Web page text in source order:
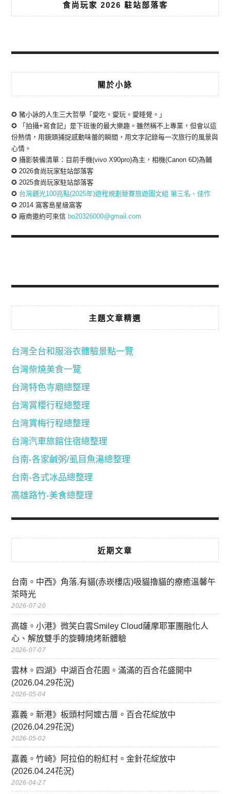
食尚玩家 2026 駐站部落客
關於小詠
✪ 豬小詠的人生三大哲學「愛吃。愛玩。愛睡覺。」
✪ 「拍攝+寫食記」是下班後的最大樂趣。雖然稱不上專業，但會以這
份熱情，用鏡頭捕捉感動味蕾的瞬間，用文字記錄每一次旅行的風景與
心情。
✪ 攝影裝備清單：目前手機(vivo X90pro)為主，相機(Canon 6D)為輔
✪ 2026食尚玩家駐站部落客
✪ 2025食尚玩家駐站部落客
✪ 台灣觀光100亮點(2025年)遊程規劃競賽旅遊圖文組 第三名、佳作
✪ 2014 窩客島星級窩客
✪ 廠商邀約可來信 bo20326000@gmail.com
主題文章精選
台灣全台和服浴衣體驗景點一覽
台灣柴燒美食一覽
台灣特色寺廟總整理
台灣賞櫻行程總整理
台灣賞梅行程總整理
台灣汽車旅館住宿總整理
台南-各家鹹粥/虱目魚湯總整理
台南-各式冰品總整理
高雄路竹-美食總整理
近期文章
台南。中西》角落.有貓(赤崁樓店)吸貓擼貓的療癒溫馨午
茶時光
2026-07-20
高雄。小港》微笑白雲Smiley Cloud薩摩耶軍團融化人
心、解放雙手的旋轉燒烤新體驗
2026-07-07
雲林。四湖》中湖百合花園。滿滿的百合花盛開中
(2026.04.29花況)
2026-05-04
嘉義。新港》板頭村阿嬤古厝。百合花綻放中
(2026.04.29花況)
2026-05-02
嘉義。竹崎》阿拉伯的粉紅村。金針花綻放中
(2026.04.24花況)
2026-04-27